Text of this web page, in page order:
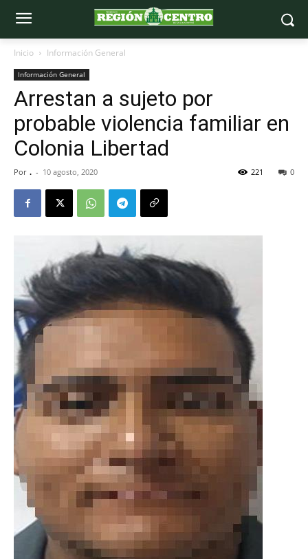
Inicio Información General
Información General
Arrestan a sujeto por
probable violencia familiar en
Colonia Libertad
Por . - 10 agosto, 2020 0
221